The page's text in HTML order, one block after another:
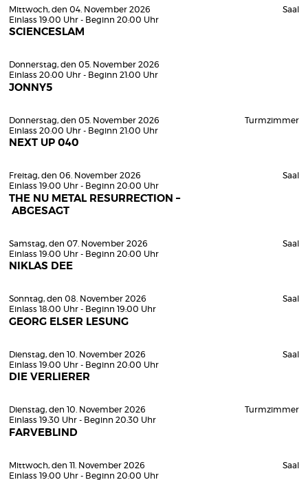
Mittwoch, den 04. November 2026
Einlass 19:00 Uhr - Beginn 20:00 Uhr
SCIENCESLAM
Saal
Donnerstag, den 05. November 2026
Einlass 20:00 Uhr - Beginn 21:00 Uhr
JONNY5
Donnerstag, den 05. November 2026
Einlass 20:00 Uhr - Beginn 21:00 Uhr
NEXT UP 040
Turmzimmer
Freitag, den 06. November 2026
Einlass 19:00 Uhr - Beginn 20:00 Uhr
THE NU METAL RESURRECTION –
ABGESAGT
Saal
Samstag, den 07. November 2026
Einlass 19:00 Uhr - Beginn 20:00 Uhr
NIKLAS DEE
Saal
Sonntag, den 08. November 2026
Einlass 18:00 Uhr - Beginn 19:00 Uhr
GEORG ELSER LESUNG
Saal
Dienstag, den 10. November 2026
Einlass 19:00 Uhr - Beginn 20:00 Uhr
DIE VERLIERER
Saal
Dienstag, den 10. November 2026
Einlass 19:30 Uhr - Beginn 20:30 Uhr
FARVEBLIND
Turmzimmer
Mittwoch, den 11. November 2026
Einlass 19:00 Uhr - Beginn 20:00 Uhr
Saal